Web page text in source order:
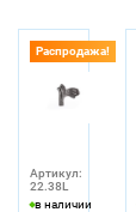
Артикул:
22.38L
Распродажа!
в наличии